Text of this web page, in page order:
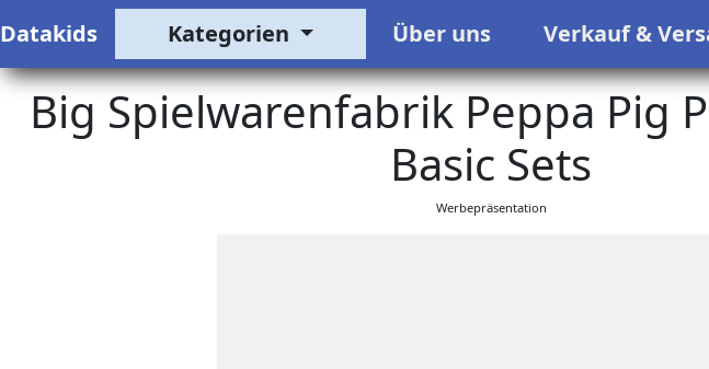
Datakids Kategorien Über uns Verkauf &
Big Spielwarenfabrik Peppa Pig
Basic Sets
Werbepräsentation